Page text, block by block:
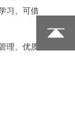
习、可借
理、优质